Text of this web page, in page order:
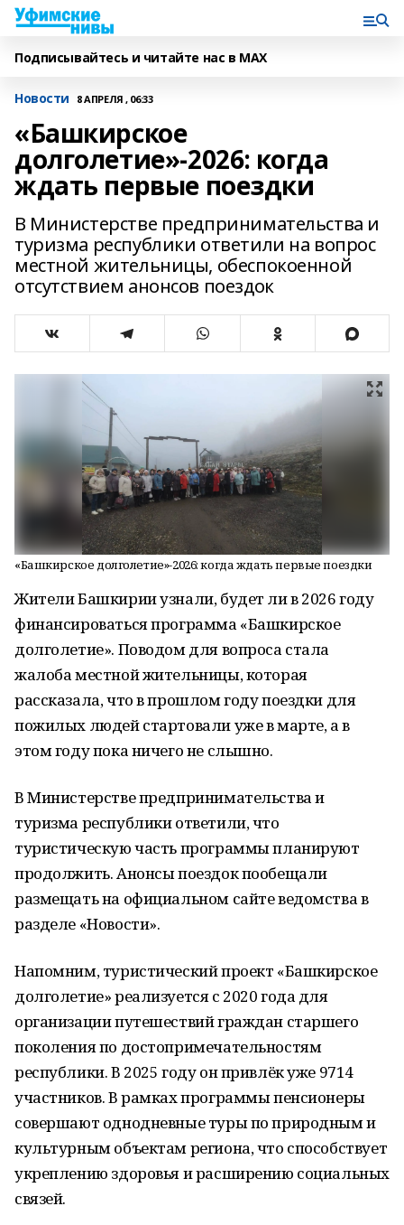
Подписывайтесь и читайте нас в MAX
Новости 8 АПРЕЛЯ , 06:33
«Башкирское
долголетие»-2026: когда
ждать первые поездки
В Министерстве предпринимательства и
туризма республики ответили на вопрос
местной жительницы, обеспокоенной
отсутствием анонсов поездок
«Башкирское долголетие»-2026: когда ждать первые поездки
Жители Башкирии узнали, будет ли в 2026 году
финансироваться программа «Башкирское
долголетие». Поводом для вопроса стала
жалоба местной жительницы, которая
рассказала, что в прошлом году поездки для
пожилых людей стартовали уже в марте, а в
этом году пока ничего не слышно.
В Министерстве предпринимательства и
туризма республики ответили, что
туристическую часть программы планируют
продолжить. Анонсы поездок пообещали
размещать на официальном сайте ведомства в
разделе «Новости».
Напомним, туристический проект «Башкирское
долголетие» реализуется с 2020 года для
организации путешествий граждан старшего
поколения по достопримечательностям
республики. В 2025 году он привлёк уже 9714
участников. В рамках программы пенсионеры
совершают однодневные туры по природным и
культурным объектам региона, что способствует
укреплению здоровья и расширению социальных
связей.